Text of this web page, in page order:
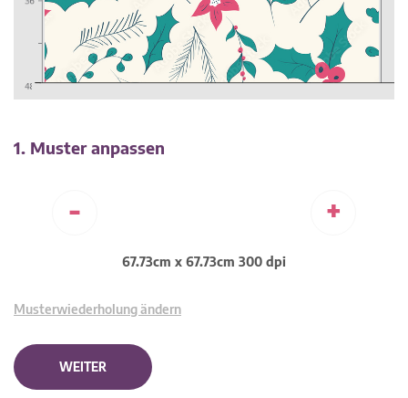
1. Muster anpassen
- +
67.73cm x 67.73cm 300 dpi
Musterwiederholung ändern
WEITER